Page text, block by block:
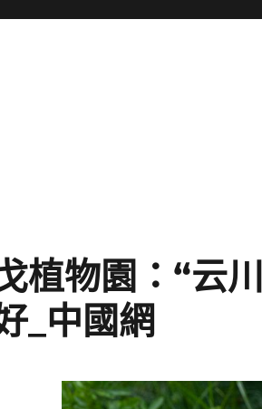
植物園：“云
_中國網